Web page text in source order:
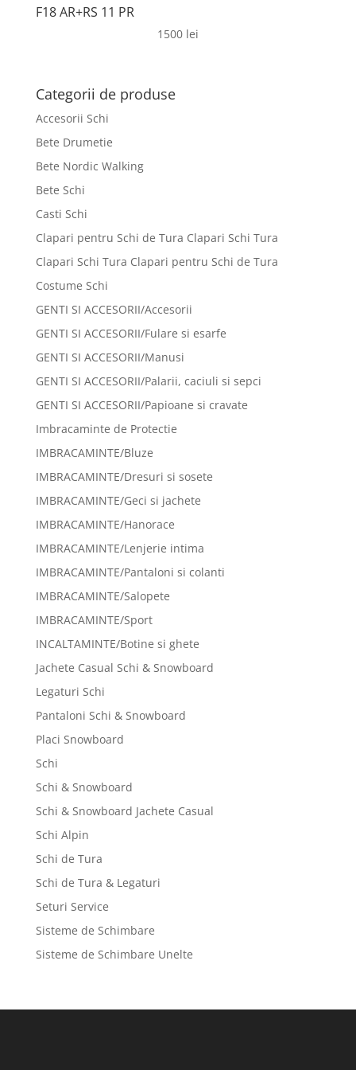
F18 AR+RS 11 PR
1500 lei
Categorii de produse
Accesorii Schi
Bete Drumetie
Bete Nordic Walking
Bete Schi
Casti Schi
Clapari pentru Schi de Tura Clapari Schi Tura
Clapari Schi Tura Clapari pentru Schi de Tura
Costume Schi
GENTI SI ACCESORII/Accesorii
GENTI SI ACCESORII/Fulare si esarfe
GENTI SI ACCESORII/Manusi
GENTI SI ACCESORII/Palarii, caciuli si sepci
GENTI SI ACCESORII/Papioane si cravate
Imbracaminte de Protectie
IMBRACAMINTE/Bluze
IMBRACAMINTE/Dresuri si sosete
IMBRACAMINTE/Geci si jachete
IMBRACAMINTE/Hanorace
IMBRACAMINTE/Lenjerie intima
IMBRACAMINTE/Pantaloni si colanti
IMBRACAMINTE/Salopete
IMBRACAMINTE/Sport
INCALTAMINTE/Botine si ghete
Jachete Casual Schi & Snowboard
Legaturi Schi
Pantaloni Schi & Snowboard
Placi Snowboard
Schi
Schi & Snowboard
Schi & Snowboard Jachete Casual
Schi Alpin
Schi de Tura
Schi de Tura & Legaturi
Seturi Service
Sisteme de Schimbare
Sisteme de Schimbare Unelte